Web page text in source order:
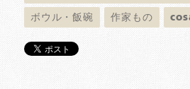
ボウル・飯碗 作家もの